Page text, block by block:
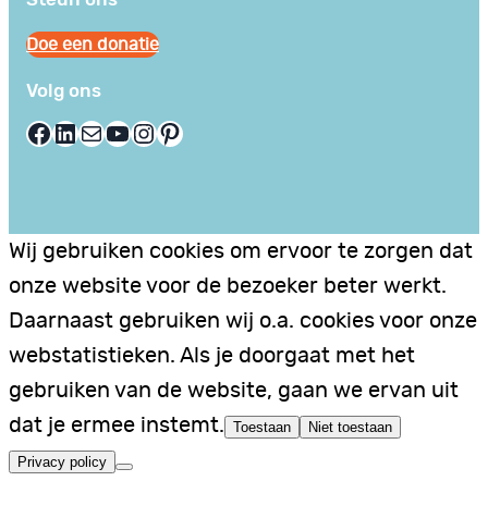
Doe een donatie
Volg ons
Facebook LinkedIn E-mail YouTube InstagramPinterest
Wij gebruiken cookies om ervoor te zorgen dat
onze website voor de bezoeker beter werkt.
Daarnaast gebruiken wij o.a. cookies voor onze
webstatistieken. Als je doorgaat met het
gebruiken van de website, gaan we ervan uit
dat je ermee instemt. Toestaan Niet toestaan
Privacy policy